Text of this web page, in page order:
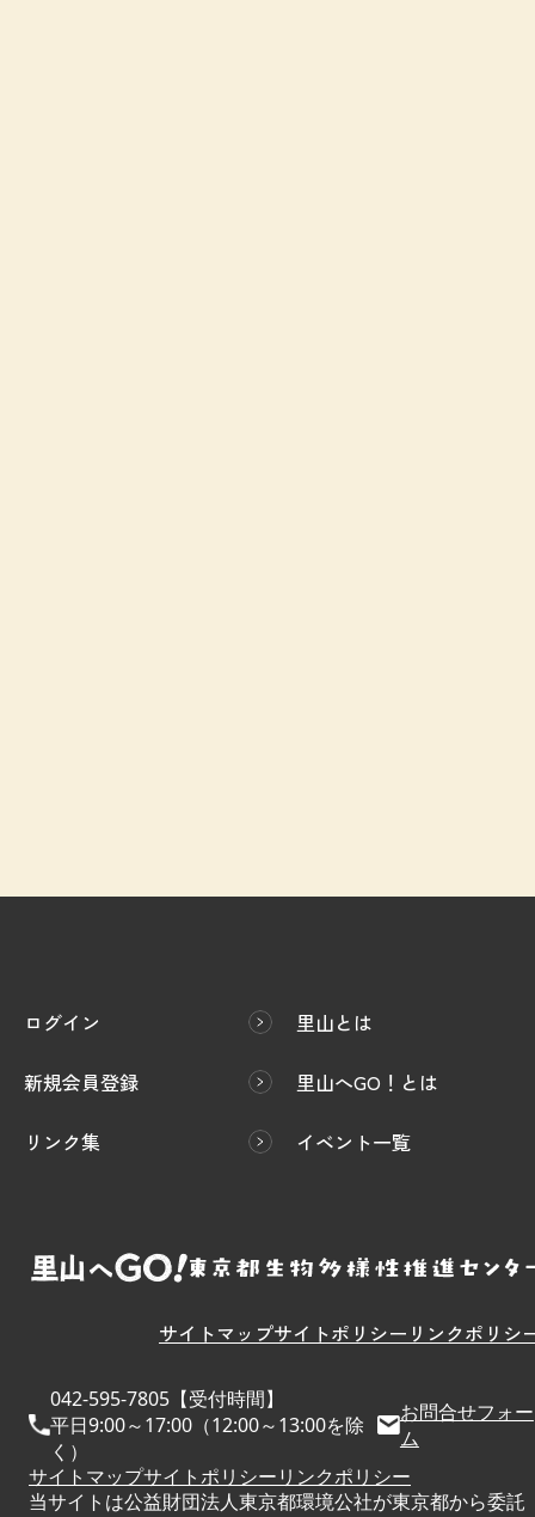
ログイン
新規会員登録
リンク集
里山とは
里山へGO！とは
イベント一覧
サイトマップサイトポリシー リンクポリシ
042-595-7805【受付時間】
平日9:00～17:00（12:00～13:00を除
く）
お問合せフォー
ム
サイトマップサイトポリシーリンクポリシー
当サイトは公益財団法人東京都環境公社が東京都から委託